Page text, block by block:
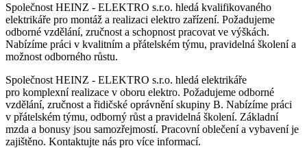
Společnost HEINZ - ELEKTRO s.r.o. hledá kvalifikovaného
elektrikáře pro montáž a realizaci elektro zařízení. Požadujeme
odborné vzdělání, zručnost a schopnost pracovat ve výškách.
Nabízíme práci v kvalitním a přátelském týmu, pravidelná školení a
možnost odborného růstu.
Společnost HEINZ - ELEKTRO s.r.o. hledá elektrikáře
pro komplexní realizace v oboru elektro. Požadujeme odborné
vzdělání, zručnost a řidičské oprávnění skupiny B. Nabízíme práci
v přátelském týmu, odborný růst a pravidelná školení. Základní
mzda a bonusy jsou samozřejmostí. Pracovní oblečení a vybavení je
zajištěno. Kontaktujte nás pro více informací.